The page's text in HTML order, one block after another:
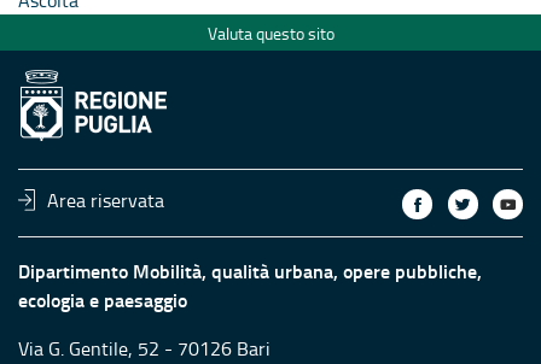
Valuta questo sito
Area riservata
Dipartimento Mobilità, qualità urbana, opere pubbliche,
ecologia e paesaggio
Via G. Gentile, 52 - 70126 Bari